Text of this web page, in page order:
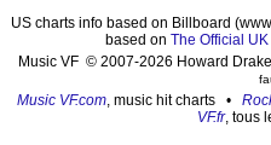
US charts info based on Billboard
based on The Official
Music VF © 2007-2026 Howard
Music VF.com, music hit charts •
VF.fr, tous